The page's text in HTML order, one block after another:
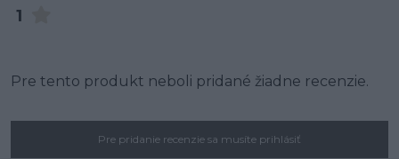
1
Pre tento produkt neboli pridané žiadne recenzie.
Pre pridanie recenzie sa musíte prihlásiť